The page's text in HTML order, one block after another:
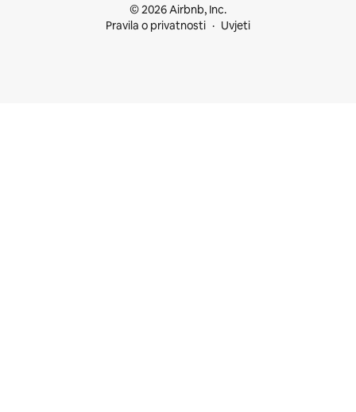
© 2026 Airbnb, Inc.
Pravila o privatnosti
Uvjeti